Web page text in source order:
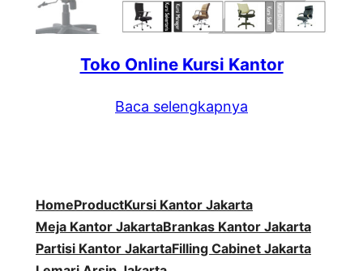
Toko Online Kursi Kantor
Baca selengkapnya
HomeProductKursi Kantor Jakarta
Meja Kantor JakartaBrankas Kantor Jakarta
Partisi Kantor JakartaFilling Cabinet Jakarta